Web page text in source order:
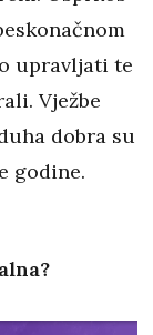
upravljati te
Vježbe
dobra su
godine.